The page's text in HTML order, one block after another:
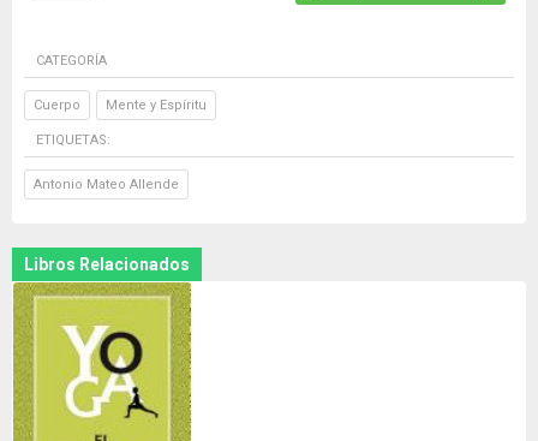
CATEGORÍA
Cuerpo Mente y Espíritu
ETIQUETAS:
Antonio Mateo Allende
Libros Relacionados